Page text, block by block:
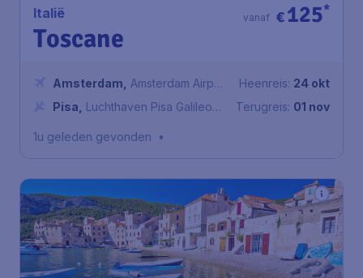
Italië
Toscane
€125*
vanaf
Amsterdam
Amsterdam Airport
Schiphol
Pisa
Luchthaven Pisa Galileo
Heenreis: 24 okt
Terugreis: 01 nov
1u geleden gevonden •